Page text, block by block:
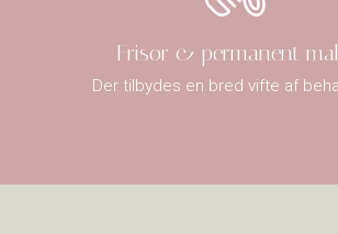
Frisør & permanent
Der tilbydes en bred vifte af